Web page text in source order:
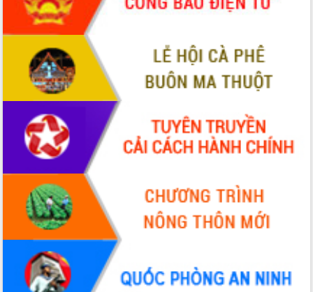
Đắk Lắk phát động hưởng ứng Ngày
Quyền của người tiêu dùng Việt Nam
2026
Đẩy mạnh cải cách hành chính, quyết
tâm đạt được mục tiêu tăng trưởng
hai con số trong năm 2026
Tổ chức trang trọng Lễ hội Đền thờ
Lương Văn Chánh năm 2026
Phó Bí thư Tỉnh ủy Đắk Lắk Đỗ Hữu
Huy giữ chức Bí thư Đảng ủy Ủy Ban
Nhân dân tỉnh
Bệnh án điện tử thúc đẩy chuyển đổi
số y tế tại Đắk Lắk
Chuyển đổi số thư viện: Mở rộng
không gian tri thức trong thời đại số
Đánh giá, rút kinh nghiệm công tác tổ
chức diễn tập trước ngày bầu cử
Chương trình “Gặp gỡ hữu nghị –
Friendship Meeting New Year 2026”